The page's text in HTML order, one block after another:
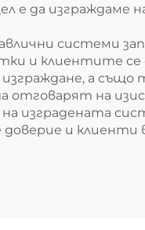
е да изграждаме
системи
и клиентите
а
на
изградената
и